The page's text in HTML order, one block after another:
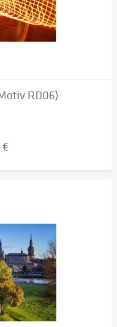
RD06)